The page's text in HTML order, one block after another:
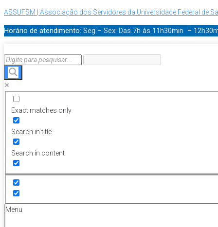
ASSUFSM | Associação dos Servidores da Universidade Federal de
Horário de atendimento: Seg – Sex: Das 7h às 11h30min –
Exact matches only
Search in title
Search in content
Menu